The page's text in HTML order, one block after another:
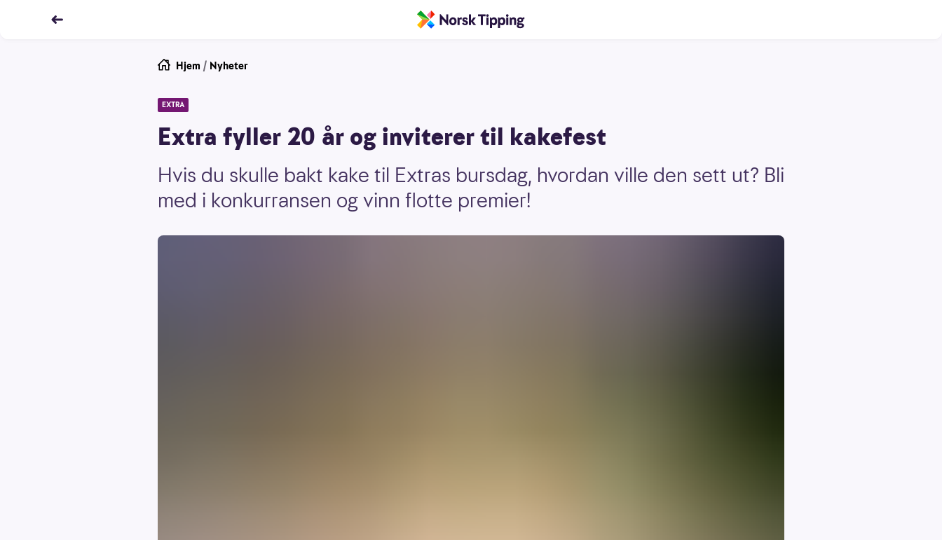
Hjem / Nyheter
EXTRA
Extra fyller 20 år og inviterer til kakefest
Hvis du skulle bakt kake til Extras bursdag, hvordan ville den sett ut? Bli
med i konkurransen og vinn flotte premier!